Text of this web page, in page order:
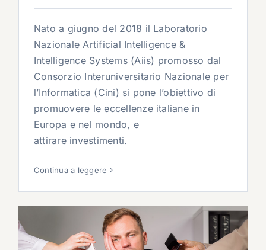
Nato a giugno del 2018 il Laboratorio
Nazionale Artificial Intelligence &
Intelligence Systems (Aiis) promosso dal
Consorzio Interuniversitario Nazionale per
l’Informatica (Cini) si pone l’obiettivo di
promuovere le eccellenze italiane in
Europa e nel mondo, e
attirare investimenti.
Continua a leggere